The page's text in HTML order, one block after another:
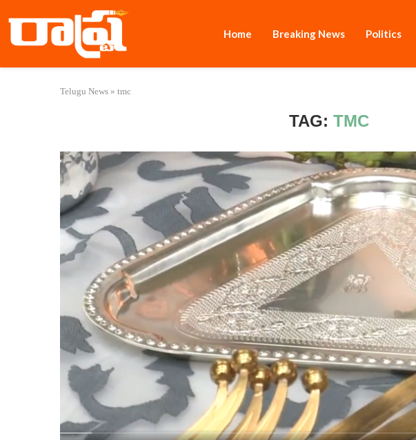
Home Breaking News Politics
Telugu News » tmc
TAG: TMC